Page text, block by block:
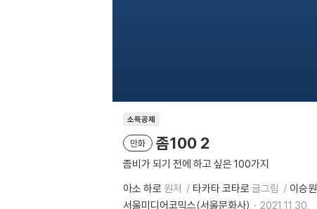
소득공제
만화 좀100 2
좀비가 되기 전에 하고 싶은 100가지
아소 하로 원저 타카타 코타로 글그림 이승원
서울미디어코믹스(서울문화사)
2021.11.30.